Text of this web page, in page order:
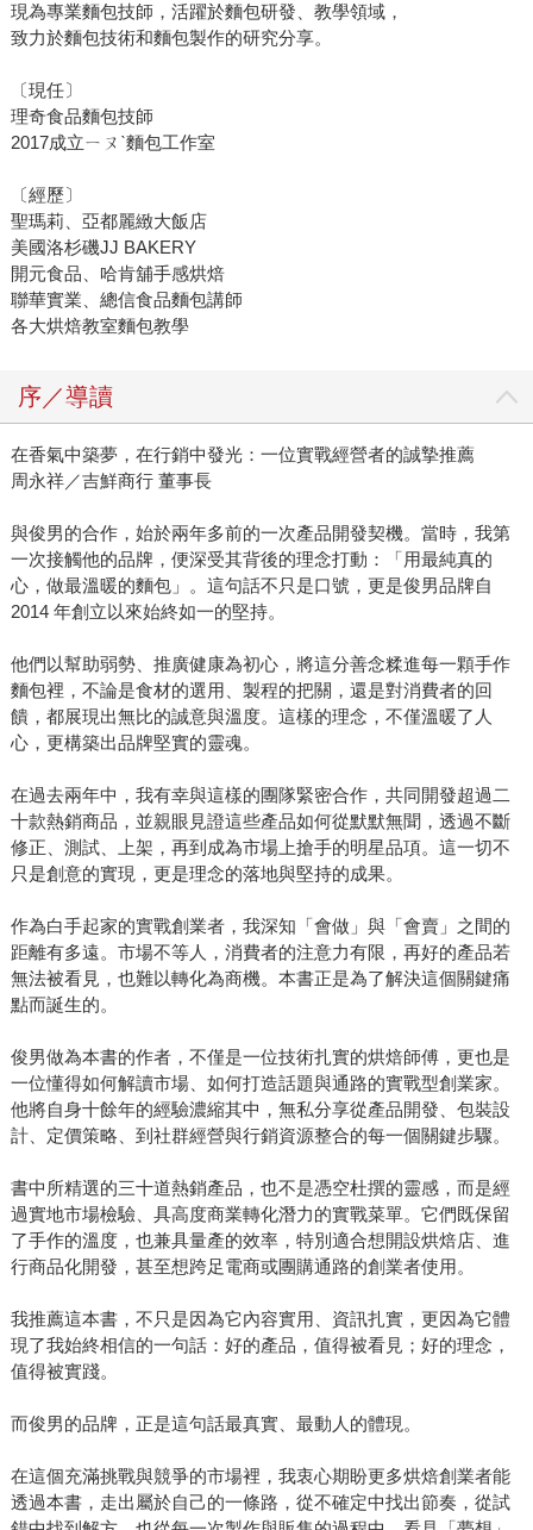
現為專業麵包技師，活躍於麵包研發、教學領域，
致力於麵包技術和麵包製作的研究分享。
〔現任〕
理奇食品麵包技師
2017成立ㄧㄡˋ麵包工作室
〔經歷〕
聖瑪莉、亞都麗緻大飯店
美國洛杉磯JJ BAKERY
開元食品、哈肯舖手感烘焙
聯華實業、總信食品麵包講師
各大烘焙教室麵包教學
序／導讀
在香氣中築夢，在行銷中發光：一位實戰經營者的誠摯推薦
周永祥／吉鮮商行 董事長
與俊男的合作，始於兩年多前的一次產品開發契機。當時，我第
一次接觸他的品牌，便深受其背後的理念打動：「用最純真的
心，做最溫暖的麵包」。這句話不只是口號，更是俊男品牌自
2014 年創立以來始終如一的堅持。
他們以幫助弱勢、推廣健康為初心，將這分善念糅進每一顆手作
麵包裡，不論是食材的選用、製程的把關，還是對消費者的回
饋，都展現出無比的誠意與溫度。這樣的理念，不僅溫暖了人
心，更構築出品牌堅實的靈魂。
在過去兩年中，我有幸與這樣的團隊緊密合作，共同開發超過二
十款熱銷商品，並親眼見證這些產品如何從默默無聞，透過不斷
修正、測試、上架，再到成為市場上搶手的明星品項。這一切不
只是創意的實現，更是理念的落地與堅持的成果。
作為白手起家的實戰創業者，我深知「會做」與「會賣」之間的
距離有多遠。市場不等人，消費者的注意力有限，再好的產品若
無法被看見，也難以轉化為商機。本書正是為了解決這個關鍵痛
點而誕生的。
俊男做為本書的作者，不僅是一位技術扎實的烘焙師傅，更也是
一位懂得如何解讀市場、如何打造話題與通路的實戰型創業家。
他將自身十餘年的經驗濃縮其中，無私分享從產品開發、包裝設
計、定價策略、到社群經營與行銷資源整合的每一個關鍵步驟。
書中所精選的三十道熱銷產品，也不是憑空杜撰的靈感，而是經
過實地市場檢驗、具高度商業轉化潛力的實戰菜單。它們既保留
了手作的溫度，也兼具量產的效率，特別適合想開設烘焙店、進
行商品化開發，甚至想跨足電商或團購通路的創業者使用。
我推薦這本書，不只是因為它內容實用、資訊扎實，更因為它體
現了我始終相信的一句話：好的產品，值得被看見；好的理念，
值得被實踐。
而俊男的品牌，正是這句話最真實、最動人的體現。
在這個充滿挑戰與競爭的市場裡，我衷心期盼更多烘焙創業者能
透過本書，走出屬於自己的一條路，從不確定中找出節奏，從試